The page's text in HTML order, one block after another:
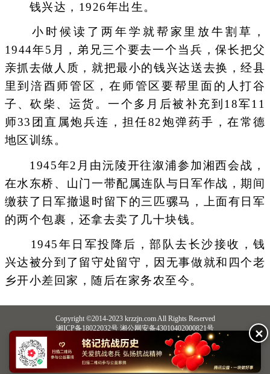
钱兴达，1926年出生。
小时候读了两年学就帮家里放牛割草，
1944年5月，弟兄三个要去一个当兵，保长把父
亲抓去做人质，就把最小的钱兴达送去换，经县
里到涪酉师管区，在师管区要帮里面的人打谷
子、砍柴、运货。一个多月后被补充到18军11
师33团直属炮兵连，担任82炮弹药手，在常德
地区训练。
1945年2月由沅陵开往溆浦参加湘西会战，
在水东桥、山门一带配属连队与日军作战，期间
缴获了日军撤退时留下的三匹骡马，上面有日军
的两个包裹，还拿去卖了几十块钱。
1945年日军投降后，部队去长沙接收，钱
兴达被分到了留守处留守，因无事做就和四个老
乡开小差回家，随后在家务农至今。
Copyright ©2014-2023 krzzjn.com All Rights Reserved
湘ICP备18022032号 湘公网安备43010402000821号
中央网信办违法和不良信息举报中心
长沙市互联网违法和不良信息举报中心
不良信息举报电话：0731-85531328 19198230121（微信同号）
纠错电话：18182129125 15116420702
QQ：2652168198
✕